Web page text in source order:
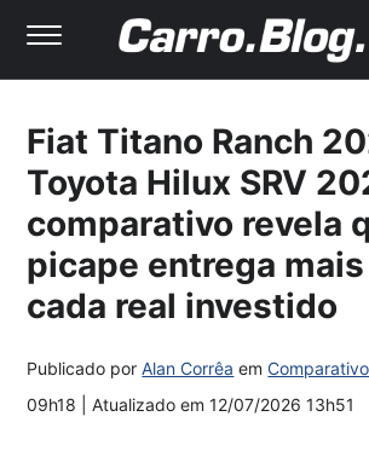
Fiat Titano Ranch
Toyota Hilux SRV
comparativo revela
picape entrega
cada real investido
Publicado porAlan Corrêa em
09h18
| Atualizado em12/07/2026 13h51